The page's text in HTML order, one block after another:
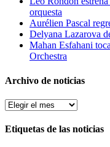
orquesta
Aurélien Pascal
Delyana Lazarova
Mahan Esfahani
Orchestra
Archivo de noticias
Archivo
noticias
Etiquetas de las noticias